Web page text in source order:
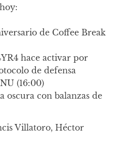
de Coffee Break
hace activar por
de defensa
(16:00)
oscura con balanzas de
Villatoro, Héctor